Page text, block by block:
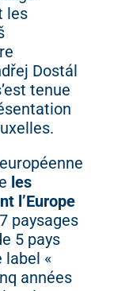
les
Dostál
tenue
les
l’Europe
paysages
5 pays
label «
années